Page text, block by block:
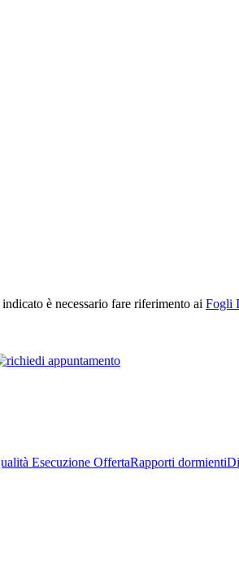
è necessario fare riferimento ai Fogli
Esecuzione OffertaRapporti dormienti